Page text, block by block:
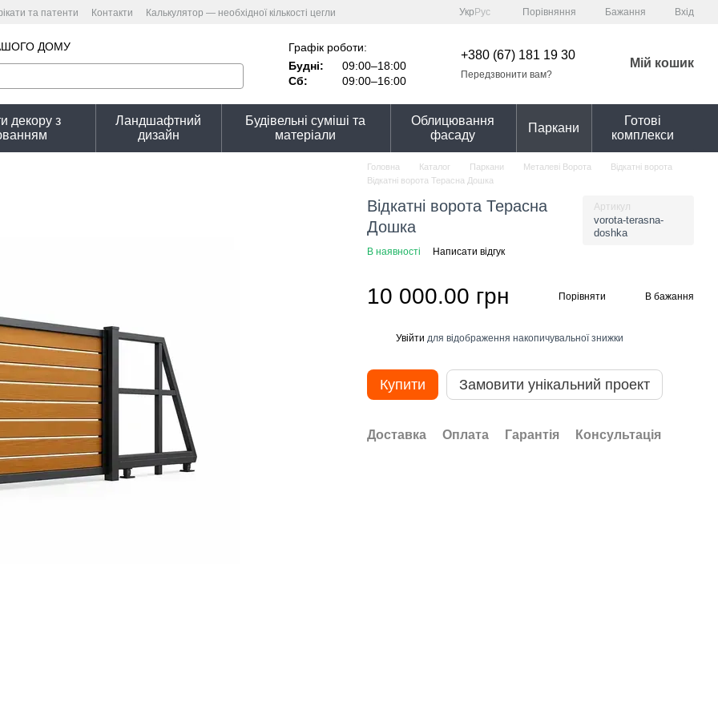
та патенти Контакти
Калькулятор — необхідної кількості цегли
Укр Рус Порівняння Бажання Вхід
ДОМУ
Графік роботи:
Будні:
09:00–18:00
Сб:
09:00–16:00
+380 (67) 181 19 30
Передзвонити вам?
Мій кошик
декору з
Ландшафтний
дизайн
Будівельні суміші та
матеріали
Облицювання
фасаду
Паркани
Готові
комплекси
Головна Каталог Паркани Металеві Ворота
Відкатні ворота
Відкатні ворота Терасна Дошка
Відкатні ворота Терасна
Дошка
Артикул
vorota-terasna-
doshka
В наявності Написати відгук
10 000.00 грн Порівняти В бажання
Увійти для відображення накопичувальної знижки
Купити Замовити унікальний проект
Доставка Оплата Гарантія Консультація